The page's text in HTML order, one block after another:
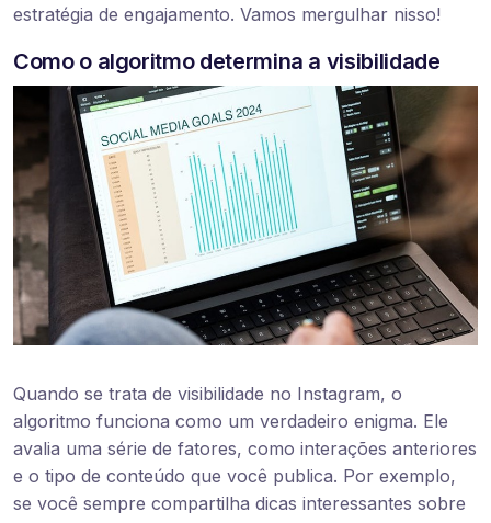
estratégia de engajamento. Vamos mergulhar nisso!
Como o algoritmo determina a visibilidade
Quando se trata de visibilidade no Instagram, o
algoritmo funciona como um verdadeiro enigma. Ele
avalia uma série de fatores, como interações anteriores
e o tipo de conteúdo que você publica. Por exemplo,
se você sempre compartilha dicas interessantes sobre